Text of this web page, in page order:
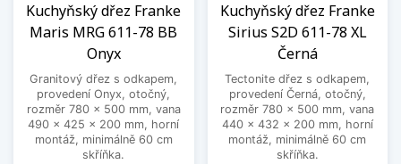
Kuchyňský dřez Franke
Maris MRG 611-78 BB
Onyx
Granitový dřez s odkapem,
provedení Onyx, otočný,
rozměr 780 x 500 mm, vana
490 x 425 x 200 mm, horní
montáž, minimálně 60 cm
skříňka.
Kuchyňský dřez Franke
Sirius S2D 611-78 XL
Černá
Tectonite dřez s odkapem,
provedení Černá, otočný,
rozměr 780 x 500 mm, vana
440 x 432 x 200 mm, horní
montáž, minimálně 60 cm
skříňka.